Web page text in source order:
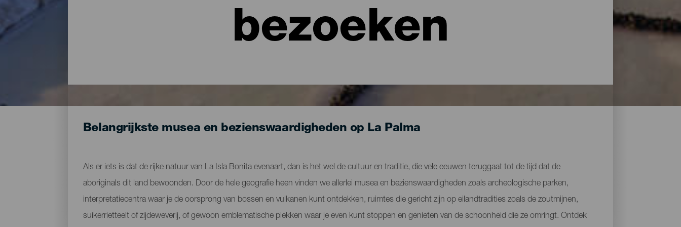
bezoeken
Belangrijkste musea en bezienswaardigheden op La Palma
Als er iets is dat de rijke natuur van La Isla Bonita evenaart, dan is het wel de cultuur en traditie, die vele eeuwen teruggaat tot de tijd dat de
aboriginals dit land bewoonden. Door de hele geografie heen vinden we allerlei musea en bezienswaardigheden zoals archeologische parken,
interpretatiecentra waar je de oorsprong van bossen en vulkanen kunt ontdekken, ruimtes die gericht zijn op eilandtradities zoals de zoutmijnen,
suikerrietteelt of zijdeweverij, of gewoon emblematische plekken waar je even kunt stoppen en genieten van de schoonheid die ze omringt. Ontdek